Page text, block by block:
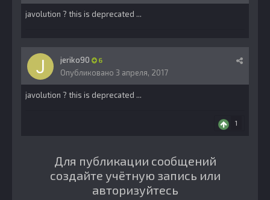
javolution ? this is deprecated ...
jeriko90 6
Опубликовано 3 апреля, 2017
javolution ? this is deprecated ...
1
Для публикации сообщений
создайте учётную запись или
авторизуйтесь